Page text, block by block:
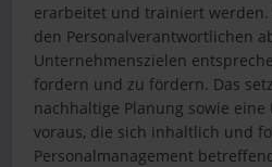
erarbeitet und trainiert werden.
den Personalverantwortlichen
Unternehmenszielen
fordern und zu fördern. Das
nachhaltige Planung sowie
voraus, die sich inhaltlich und
Personalmanagement